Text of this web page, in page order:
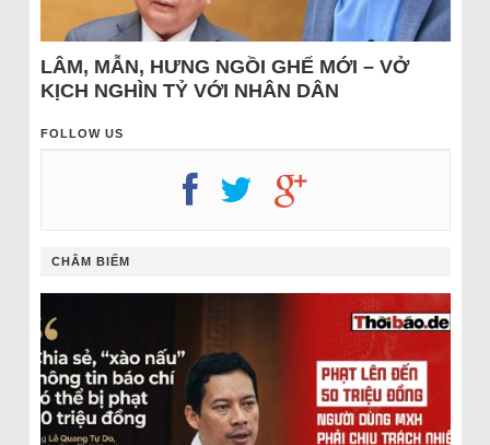
LÂM, MẪN, HƯNG NGỒI GHẾ MỚI – VỞ
KỊCH NGHÌN TỶ VỚI NHÂN DÂN
FOLLOW US
CHÂM BIẾM